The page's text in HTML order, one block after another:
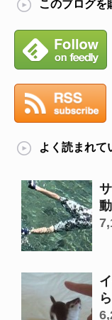
このブログを
よく読まれて